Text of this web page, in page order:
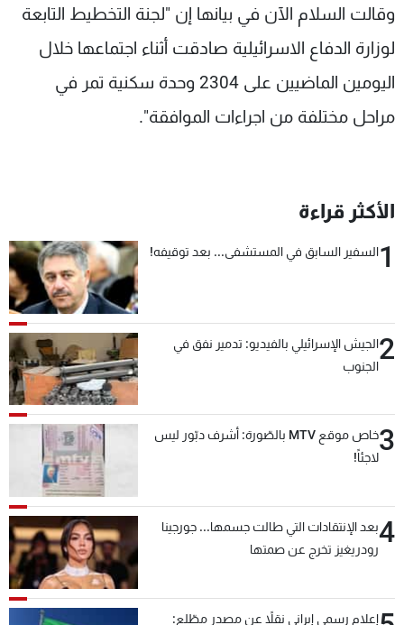
وقالت السلام الآن في بيانها إن "لجنة التخطيط التابعة
لوزارة الدفاع الاسرائيلية صادقت أثناء اجتماعها خلال
اليومين الماضيين على 2304 وحدة سكنية تمر في
مراحل مختلفة من اجراءات الموافقة".
الأكثر قراءة
1السفير السابق في المستشفى... بعد توقيفه!
2الجيش الإسرائيلي بالفيديو: تدمير نفق في
الجنوب
3
خاص موقع MTV بالصّورة: أشرف دبّور ليس
لاجئاً!
4بعد الإنتقادات التي طالت جسمها... جورجينا
رودريغيز تخرج عن صمتها
إعلام رسمي إيراني نقلاً عن مصدر مطّلع: